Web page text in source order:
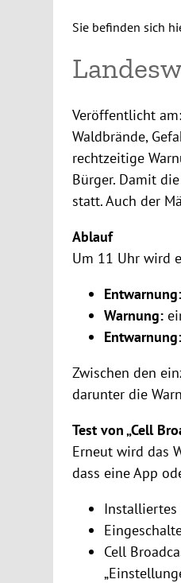
Sie befinden sich
Veröffentlicht am:
Waldbrände,
rechtzeitige
Bürger. Damit
statt. Auch der
Ablauf
Um 11 Uhr wird
Warnung:
Entwarnung:
Zwischen den
darunter die
Test von „Cell
Erneut wird das
dass eine App
Installiertes
Cell